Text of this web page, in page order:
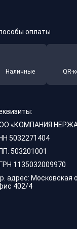
оплаты
Наличные QR-
«КОМПАНИЯ
5032271404
503201001
1135032009970
адрес: Московская
402/4